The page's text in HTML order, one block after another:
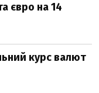
євро на 14
курс валют